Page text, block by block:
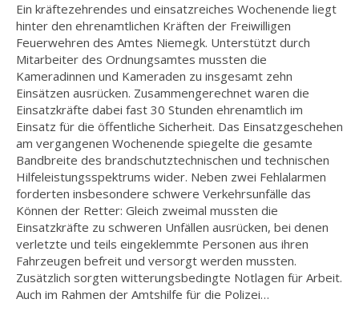
Ein kräftezehrendes und einsatzreiches Wochenende liegt
hinter den ehrenamtlichen Kräften der Freiwilligen
Feuerwehren des Amtes Niemegk. Unterstützt durch
Mitarbeiter des Ordnungsamtes mussten die
Kameradinnen und Kameraden zu insgesamt zehn
Einsätzen ausrücken. Zusammengerechnet waren die
Einsatzkräfte dabei fast 30 Stunden ehrenamtlich im
Einsatz für die öffentliche Sicherheit. Das Einsatzgeschehen
am vergangenen Wochenende spiegelte die gesamte
Bandbreite des brandschutztechnischen und technischen
Hilfeleistungsspektrums wider. Neben zwei Fehlalarmen
forderten insbesondere schwere Verkehrsunfälle das
Können der Retter: Gleich zweimal mussten die
Einsatzkräfte zu schweren Unfällen ausrücken, bei denen
verletzte und teils eingeklemmte Personen aus ihren
Fahrzeugen befreit und versorgt werden mussten.
Zusätzlich sorgten witterungsbedingte Notlagen für Arbeit.
Auch im Rahmen der Amtshilfe für die Polizei…